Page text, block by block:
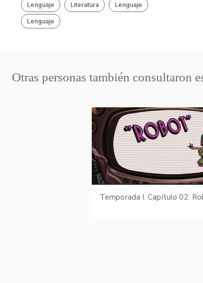
Lenguaje Literatura Lenguaje
Lenguaje
Otras personas también consultaron
Temporada I. Capítulo 02: